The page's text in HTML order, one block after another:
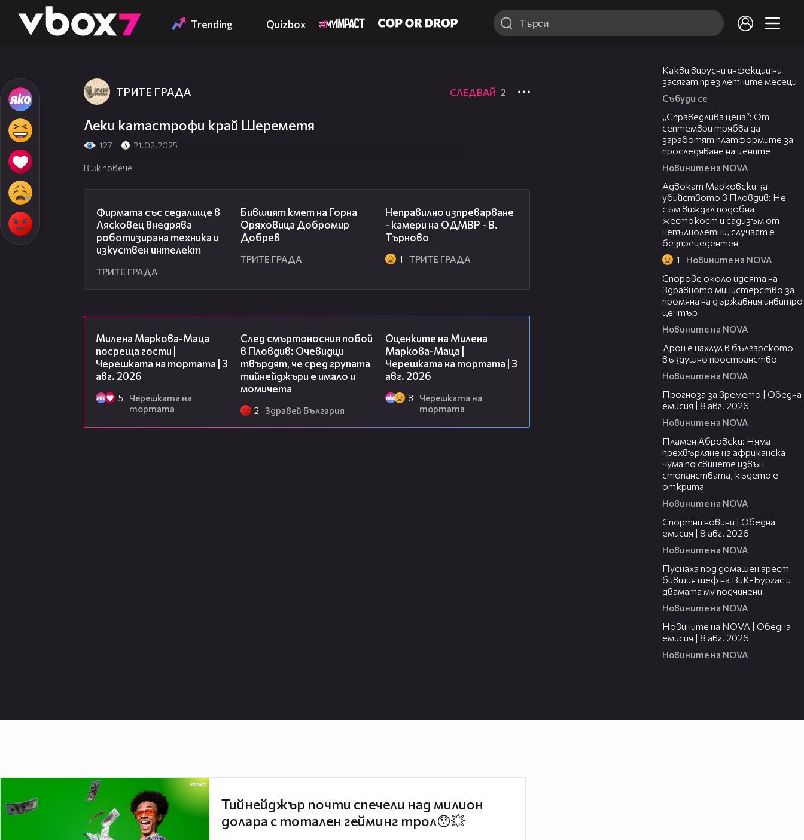
👾 Trending Quizbox
ТРИТЕ ГРАДА СЛЕДВАЙ 2
Леки катастрофи край Шереметя
127 21.02.2025
Виж повече
Фирмата със седалище в
Лясковец внедрява
роботизирана техника и
изкуствен интелект
ТРИТЕ ГРАДА
Бившият кмет на Горна
Оряховица Добромир
Добрев
ТРИТЕ ГРАДА
Неправилно изпреварване
- камери на ОДМВР - В.
Търново
1 ТРИТЕ ГРАДА
Милена Маркова-Маца
посреща гости |
Черешката на тортата | 3
авг. 2026
5
Черешката на
тортата
След смъртоносния побой
в Пловдив: Очевидци
твърдят, че сред групата
тийнейджъри е имало и
момичета
2 Здравей България
Оценките на Милена
Маркова-Маца |
Черешката на тортата | 3
авг. 2026
8
Черешката на
тортата
Какви вирусни инфекции ни
засягат през летните месеци
Събуди се
„Справедлива цена“: От
септември трябва да
заработят платформите за
проследяване на цените
Новините на NOVA
Адвокат Марковски за
убийството в Пловдив: Не
съм виждал подобна
жестокост и садизъм от
непълнолетни, случаят е
безпрецедентен
1 Новините на NOVA
Спорове около идеята на
Здравното министерство за
промяна на държавния инвитро
център
Новините на NOVA
Дрон е нахлул в българското
въздушно пространство
Новините на NOVA
Прогноза за времето | Обедна
емисия | 8 авг. 2026
Новините на NOVA
Пламен Абровски: Няма
прехвърляне на африканска
чума по свинете извън
стопанствата, където е
открита
Новините на NOVA
Спортни новини | Обедна
емисия | 8 aвг. 2026
Новините на NOVA
Пуснаха под домашен арест
бившия шеф на ВиК-Бургас и
двамата му подчинени
Новините на NOVA
Новините на NOVA | Обедна
емисия | 8 авг. 2026
Новините на NOVA
Тийнейджър почти спечели над милион
долара с тотален гейминг трол😯💥